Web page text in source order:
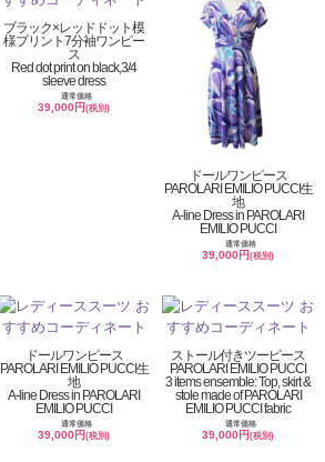
ブラック×レッドドット模
様プリント7分袖ワンピー
ス
Red dot print on black,3/4
sleeve dress
通常価格
39,000円(税別)
ドールワンピース
PAROLARI EMILIO PUCCI生
地
A-line Dress in PAROLARI
EMILIO PUCCI
通常価格
39,000円(税別)
ドールワンピース
PAROLARI EMILIO PUCCI生
地
A-line Dress in PAROLARI
EMILIO PUCCI
通常価格
39,000円(税別)
ストール付きツーピース
PAROLARI EMILIO PUCCI
3 items ensemble: Top, skirt &
stole made of PAROLARI
EMILIO PUCCI fabric
通常価格
39,000円(税別)